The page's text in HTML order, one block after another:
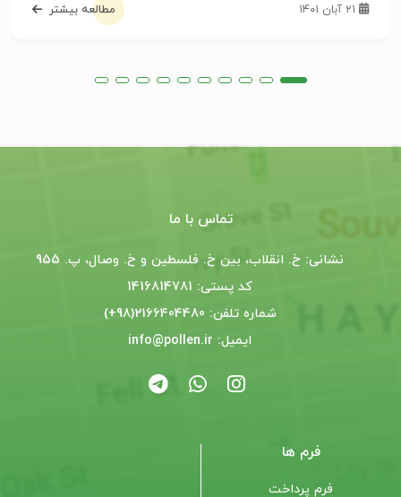
مطالعه بیشتر
تماس با ما
نشانی: خ. انقلاب، بین خ. فلسطین و خ. وصال، پ. 955
کد پستی: 1416814781
شماره تلفن: 2166404480(98+)
ایمیل: info@pollen.ir
فرم ها
فرم پرداخت